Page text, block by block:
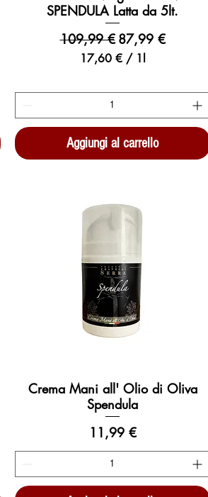
SPENDULA Latta da 5lt.
Prezzo regolare
109,99 € Prezzo scontato
87,99 €
17,60 € / 1l
,
6
0
€
r
t
r
o
Aggiungi al carrello
Vista rapida
Crema Mani all' Olio di Oliva
Spendula
Prezzo
11,99 €